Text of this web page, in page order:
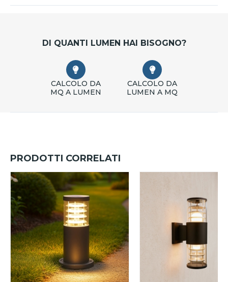
DI QUANTI LUMEN HAI BISOGNO?
CALCOLO DA
MQ A LUMEN
CALCOLO DA
LUMEN A MQ
PRODOTTI CORRELATI